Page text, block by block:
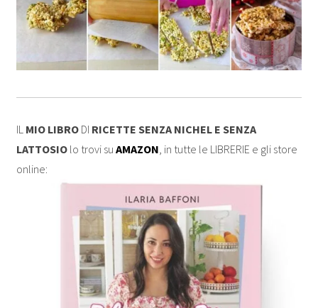
IL MIO LIBRO DI RICETTE SENZA NICHEL E SENZA
LATTOSIO lo trovi suAMAZON , in tutte le LIBRERIE e gli store
online: